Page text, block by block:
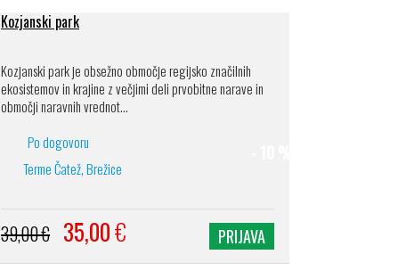
Kozjanski park
Kozjanski park je obsežno območje regijsko značilnih
ekosistemov in krajine z večjimi deli prvobitne narave in
območji naravnih vrednot...
Po dogovoru
Terme Čatež, Brežice
39,00 € 35,00€ PRIJAVA